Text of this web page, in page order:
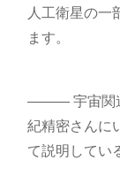
人工衛星の一
ます。
――― 宇宙関
紀精密さんに
て説明してい